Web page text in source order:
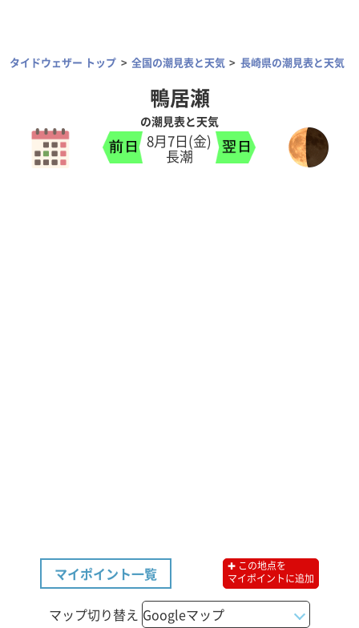
タイドウェザー トップ 全国の潮見表と天気 長崎県の潮見表と天気
鴨居瀬
の潮見表と天気
8月7日(金)
長潮
マイポイント一覧
✚ この地点を
マイポイントに追加
マップ切り替え